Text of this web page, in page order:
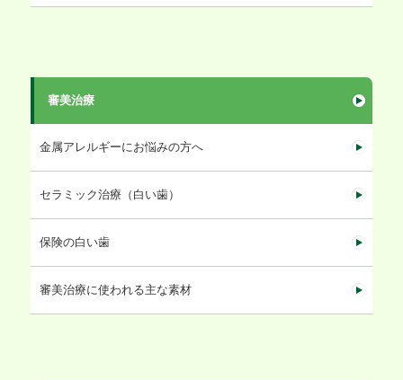
審美治療
金属アレルギーにお悩みの方へ
セラミック治療（白い歯）
保険の白い歯
審美治療に使われる主な素材